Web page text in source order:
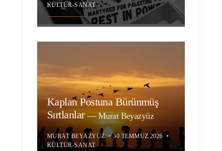
KÜLTÜR-SANAT
Kaplan Postuna Bürünmüş
Sırtlanlar—Murat Beyazyüz
MURAT BEYAZYÜZ • 30 TEMMUZ 2026 •
KÜLTÜR-SANAT